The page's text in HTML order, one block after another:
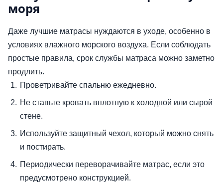
моря
Даже лучшие матрасы нуждаются в уходе, особенно в
условиях влажного морского воздуха. Если соблюдать
простые правила, срок службы матраса можно заметно
продлить.
Проветривайте спальню ежедневно.
Не ставьте кровать вплотную к холодной или сырой
стене.
Используйте защитный чехол, который можно снять
и постирать.
Периодически переворачивайте матрас, если это
предусмотрено конструкцией.